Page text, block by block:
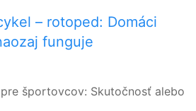
– rotoped: Domáci
funguje